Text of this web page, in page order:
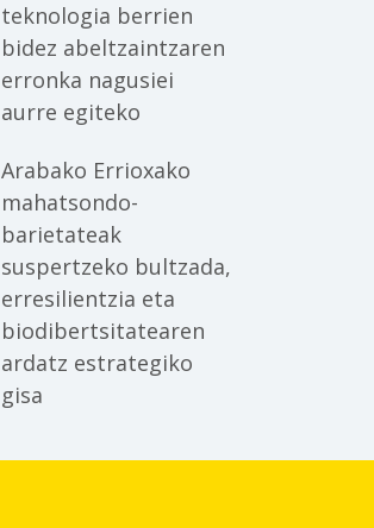
teknologia berrien
bidez abeltzaintzaren
erronka nagusiei
aurre egiteko
Arabako Errioxako
mahatsondo-
barietateak
suspertzeko bultzada,
erresilientzia eta
biodibertsitatearen
ardatz estrategiko
gisa